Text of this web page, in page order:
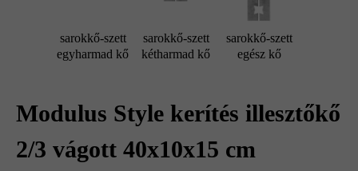
sarokkő-szett
egyharmad kő
sarokkő-szett
kétharmad kő
sarokkő-szett
egész kő
Modulus Style kerítés illesztőkő
2/3 vágott 40x10x15 cm